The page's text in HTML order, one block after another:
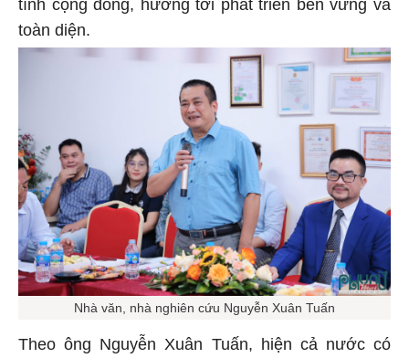
tính cộng đồng, hướng tới phát triển bền vững và
toàn diện.
Nhà văn, nhà nghiên cứu Nguyễn Xuân Tuấn
Theo ông Nguyễn Xuân Tuấn, hiện cả nước có